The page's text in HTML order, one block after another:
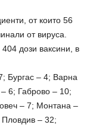
от които 56
от вируса.
дози ваксини, в
Бургас – 4; Варна
6; Габрово – 10;
– 7; Монтана –
– 32;